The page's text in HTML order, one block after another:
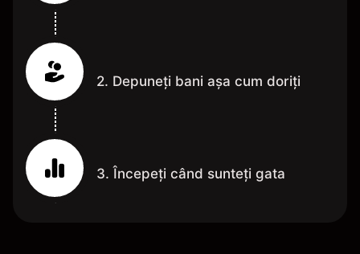
2. Depuneți bani așa cum doriți
3. Începeți când sunteți gata